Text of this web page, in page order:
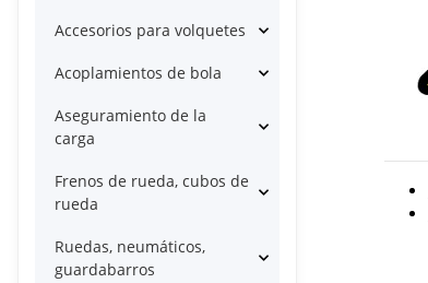
Accesorios para volquetes
Acoplamientos de bola
Aseguramiento de la
carga
Frenos de rueda, cubos de
rueda
Ruedas, neumáticos,
guardabarros